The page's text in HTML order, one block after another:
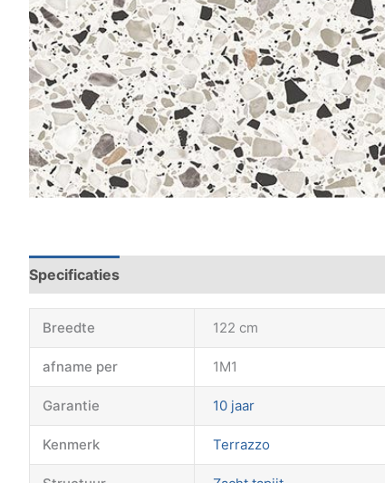
Specificaties
Breedte 122 cm
afname per 1M1
Garantie 10 jaar
Kenmerk Terrazzo